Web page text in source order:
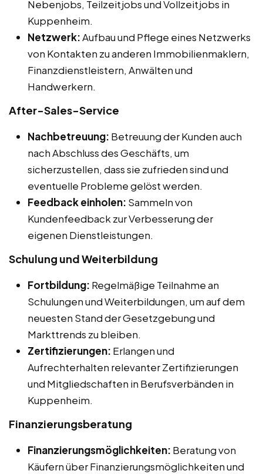
Nebenjobs, Teilzeitjobs und Vollzeitjobs in
Kuppenheim.
Netzwerk:Aufbau und Pflege eines Netzwerks
von Kontakten zu anderen Immobilienmaklern,
Finanzdienstleistern, Anwälten und
Handwerkern.
After-Sales-Service
Nachbetreuung: Betreuung der Kunden auch
nach Abschluss des Geschäfts, um
sicherzustellen, dass sie zufrieden sind und
eventuelle Probleme gelöst werden.
Feedback einholen: Sammeln von
Kundenfeedback zur Verbesserung der
eigenen Dienstleistungen.
Schulung und Weiterbildung
Fortbildung: Regelmäßige Teilnahme an
Schulungen und Weiterbildungen, um auf dem
neuesten Stand der Gesetzgebung und
Markttrends zu bleiben.
Zertifizierungen: Erlangen und
Aufrechterhalten relevanter Zertifizierungen
und Mitgliedschaften in Berufsverbänden in
Kuppenheim.
Finanzierungsberatung
Finanzierungsmöglichkeiten: Beratung von
Käufern über Finanzierungsmöglichkeiten und